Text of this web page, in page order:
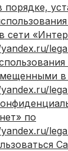
сети
в
по